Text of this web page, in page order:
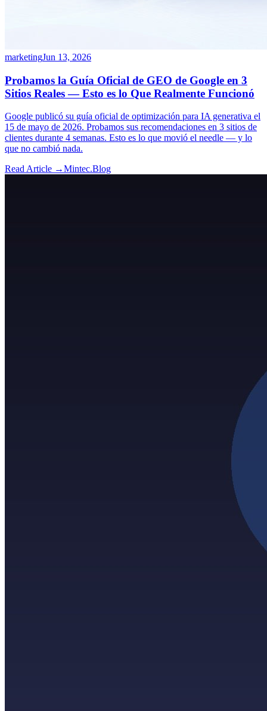
marketingJun 13, 2026
Probamos la Guía Oficial de GEO de Google en 3
Sitios Reales — Esto es lo Que Realmente Funcionó
Google publicó su guía oficial de optimización para IA generativa el
15 de mayo de 2026. Probamos sus recomendaciones en 3 sitios de
clientes durante 4 semanas. Esto es lo que movió el needle — y lo
que no cambió nada.
Read Article →Mintec.Blog